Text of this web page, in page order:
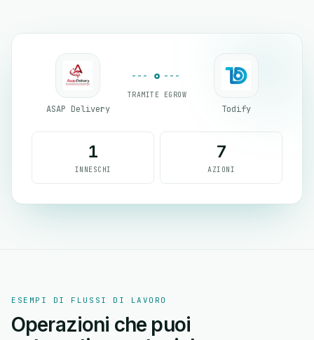
ASAP Delivery
TRAMITE EGROW
Todify
1
INNESCHI
7
AZIONI
ESEMPI DI FLUSSI DI LAVORO
Operazioni che puoi